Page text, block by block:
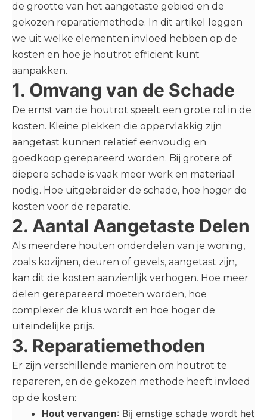
de grootte van het aangetaste gebied en de
gekozen reparatiemethode. In dit artikel leggen
we uit welke elementen invloed hebben op de
kosten en hoe je houtrot efficiënt kunt
aanpakken.
1. Omvang van de Schade
De ernst van de houtrot speelt een grote rol in de
kosten. Kleine plekken die oppervlakkig zijn
aangetast kunnen relatief eenvoudig en
goedkoop gerepareerd worden. Bij grotere of
diepere schade is vaak meer werk en materiaal
nodig. Hoe uitgebreider de schade, hoe hoger de
kosten voor de reparatie.
2. Aantal Aangetaste Delen
Als meerdere houten onderdelen van je woning,
zoals kozijnen, deuren of gevels, aangetast zijn,
kan dit de kosten aanzienlijk verhogen. Hoe meer
delen gerepareerd moeten worden, hoe
complexer de klus wordt en hoe hoger de
uiteindelijke prijs.
3. Reparatiemethoden
Er zijn verschillende manieren om houtrot te
repareren, en de gekozen methode heeft invloed
op de kosten:
Hout vervangen: Bij ernstige schade wordt het